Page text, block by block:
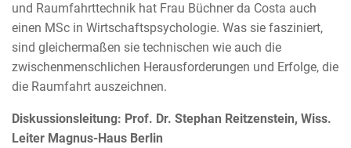
und Raumfahrttechnik hat Frau Büchner da Costa auch
einen MSc in Wirtschaftspsychologie. Was sie fasziniert,
sind gleichermaßen sie technischen wie auch die
zwischenmenschlichen Herausforderungen und Erfolge, die
die Raumfahrt auszeichnen.
Diskussionsleitung: Prof. Dr. Stephan Reitzenstein, Wiss.
Leiter Magnus-Haus Berlin